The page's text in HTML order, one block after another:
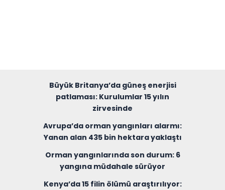
Büyük Britanya’da güneş enerjisi
patlaması: Kurulumlar 15 yılın
zirvesinde
Avrupa’da orman yangınları alarmı:
Yanan alan 435 bin hektara yaklaştı
Orman yangınlarında son durum: 6
yangına müdahale sürüyor
Kenya’da 15 filin ölümü araştırılıyor: